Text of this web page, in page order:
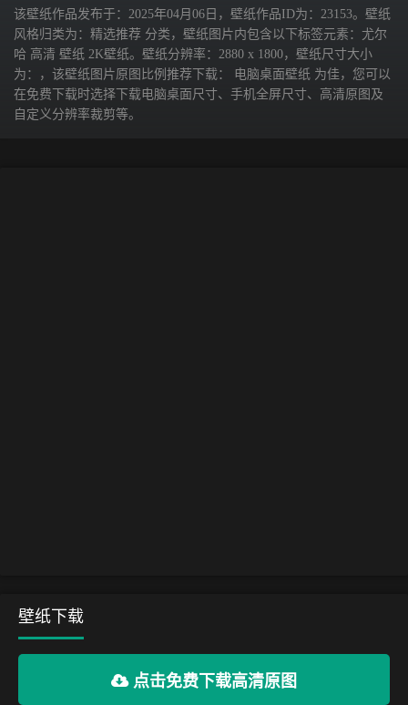
该壁纸作品发布于：2025年04月06日，壁纸作品ID为：23153。壁纸
风格归类为：精选推荐 分类，壁纸图片内包含以下标签元素：尤尔
哈 高清 壁纸 2K壁纸。壁纸分辨率：2880 x 1800，壁纸尺寸大小
为：，该壁纸图片原图比例推荐下载： 电脑桌面壁纸 为佳，您可以
在免费下载时选择下载电脑桌面尺寸、手机全屏尺寸、高清原图及
自定义分辨率裁剪等。
壁纸下载
点击免费下载高清原图